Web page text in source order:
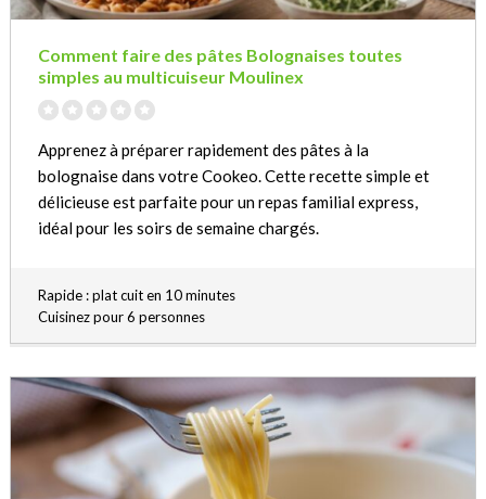
Comment faire des pâtes Bolognaises toutes
simples au multicuiseur Moulinex
Apprenez à préparer rapidement des pâtes à la
bolognaise dans votre Cookeo. Cette recette simple et
délicieuse est parfaite pour un repas familial express,
idéal pour les soirs de semaine chargés.
Rapide : plat cuit en 10 minutes
Cuisinez pour 6 personnes